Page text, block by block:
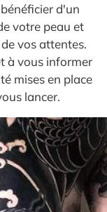
d'un
votre peau et
vos attentes.
à vous informer
mises en place
lancer.